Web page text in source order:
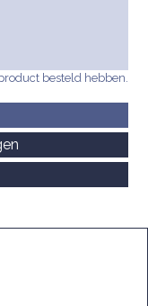
besteld hebben.